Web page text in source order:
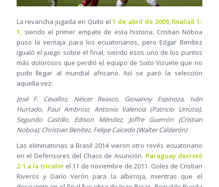
La revancha jugada en Quito el 1 de abril de 2009,finalizó 1-
1, siendo el primer empate de esta historia. Cristian Noboa
puso la ventaja para los ecuatorianos, pero Edgar Benítez
igualó el juego sobre el final, siendo esos uno de los puntos
más dolorosos que perdió el equipo de Sixto Vizuete que no
pudo llegar al mundial africano. Así se paró la selección
aquella vez:
José F. Cevallos; Néicer Reasco, Giovanny Espinoza, Iván
Hurtado, Paul Ambrosi; Antonio Valencia (Patricio Urrutia),
Segundo Castillo, Edison Méndez, Joffre Guerrón (Cristian
Noboa); Christian Benítez, Felipe Caicedo (Walter Calderón)
Las eliminatorias a Brasil 2014 vieron otro revés ecuatoriano
en el Defensores del Chaco de Asunción. Paraguay derrotó
2-1 a la tricolorel 11 de noviembre de 2011. Goles de Cristian
Riveros y Darío Verón para la albirroja, mientras que el